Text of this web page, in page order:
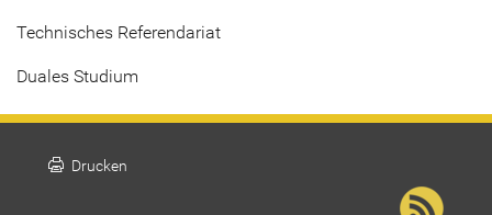
Technisches Referendariat
Duales Studium
print Drucken